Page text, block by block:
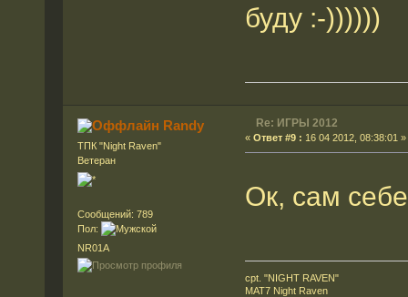
буду :-))))))
Randy
ТПК "Night Raven"
Ветеран
Сообщений: 789
Пол:
NR01A
Re: ИГРЫ 2012
« Ответ #9 : 16 04 2012, 08:38:01 »
Ок, сам
cpt. "NIGHT RAVEN"
MAT7 Night Raven